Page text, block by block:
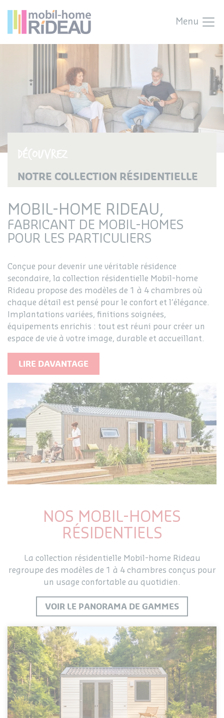
Menu
MOBIL-HOME RIDEAU,
FABRICANT DE MOBIL-HOMES
POUR LES PARTICULIERS
Conçue pour devenir une véritable résidence
secondaire, la collection résidentielle Mobil-home
Rideau propose des modèles de 1 à 4 chambres où
chaque détail est pensé pour le confort et l’élégance.
Implantations variées, finitions soignées,
équipements enrichis : tout est réuni pour créer un
espace de vie à votre image, durable et accueillant.
LIRE DAVANTAGE
NOTRE COLLECTION RÉSIDENTIELLE
NOS MOBIL-HOMES
RÉSIDENTIELS
La collection résidentielle Mobil-home Rideau
regroupe des modèles de 1 à 4 chambres conçus pour
un usage confortable au quotidien.
VOIR LE PANORAMA DE GAMMES